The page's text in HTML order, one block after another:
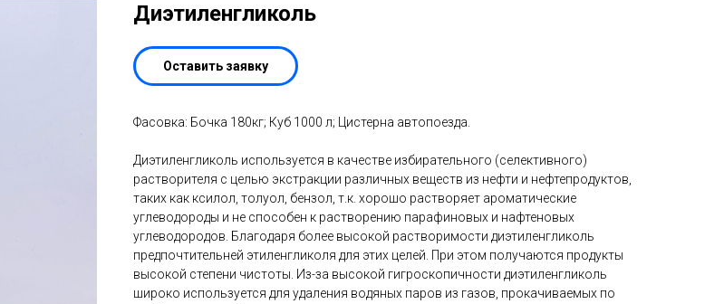
Диэтиленгликоль
Оставить заявку
Фасовка: Бочка 180кг; Куб 1000 л; Цистерна автопоезда.
Диэтиленгликоль используется в качестве избирательного (селективного)
растворителя с целью экстракции различных веществ из нефти и нефтепродуктов,
таких как ксилол, толуол, бензол, т.к. хорошо растворяет ароматические
углеводороды и не способен к растворению парафиновых и нафтеновых
углеводородов. Благодаря более высокой растворимости диэтиленгликоль
предпочтительней этиленгликоля для этих целей. При этом получаются продукты
высокой степени чистоты. Из-за высокой гигроскопичности диэтиленгликоль
широко используется для удаления водяных паров из газов, прокачиваемых по